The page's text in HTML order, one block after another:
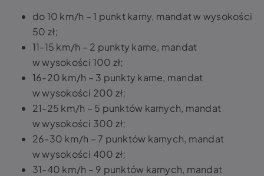
do 10 km/h – 1 punkt karny, mandat w wysokości
50 zł;
11-15 km/h – 2 punkty karne, mandat
w wysokości 100 zł;
16-20 km/h – 3 punkty karne, mandat
w wysokości 200 zł;
21-25 km/h – 5 punktów karnych, mandat
w wysokości 300 zł;
26-30 km/h – 7 punktów karnych, mandat
w wysokości 400 zł;
31-40 km/h – 9 punktów karnych, mandat